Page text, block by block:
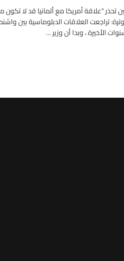
تحذر “علاقة أمريكا مع ألمانيا قد لا
تراجعت العلاقات الدبلوماسية بين
الأخيرة ، وبدا أن وزير …